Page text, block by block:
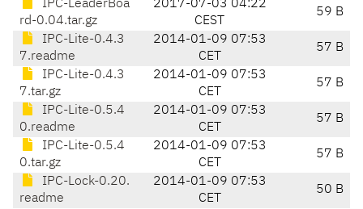
IPC-LeaderBoa
rd-0.04.tar.gz
2017-07-03 04:22
CEST
59 B
IPC-Lite-0.4.3
7.readme
2014-01-09 07:53
CET
57 B
IPC-Lite-0.4.3
7.tar.gz
2014-01-09 07:53
CET
57 B
IPC-Lite-0.5.4
0.readme
2014-01-09 07:53
CET
57 B
IPC-Lite-0.5.4
0.tar.gz
2014-01-09 07:53
CET
57 B
IPC-Lock-0.20.
readme
2014-01-09 07:53
CET
50 B